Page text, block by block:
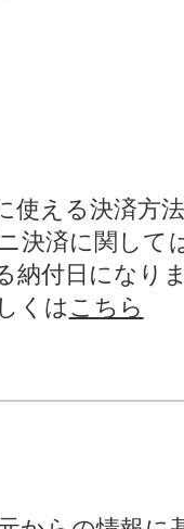
使える決済方
決済に関して
納付日になり
くは こちら